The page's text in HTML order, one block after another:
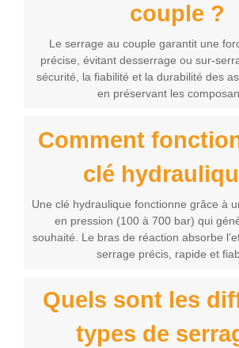
couple ?
Le serrage au couple garantit une
précise, évitant desserrage ou sur-
sécurité, la fiabilité et la durabilité des
en préservant les
Comment
clé
Une clé hydraulique fonctionne grâce à
en pression (100 à 700 bar) qui
souhaité. Le bras de réaction absorbe
serrage précis, rapide et
Quels sont les
types de